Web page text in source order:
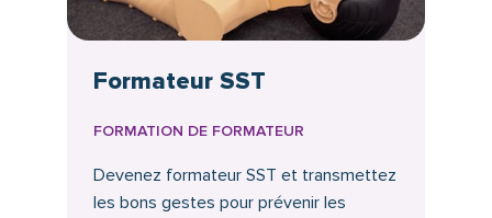
Formateur SST
FORMATION DE FORMATEUR
Devenez formateur SST et transmettez
les bons gestes pour prévenir les